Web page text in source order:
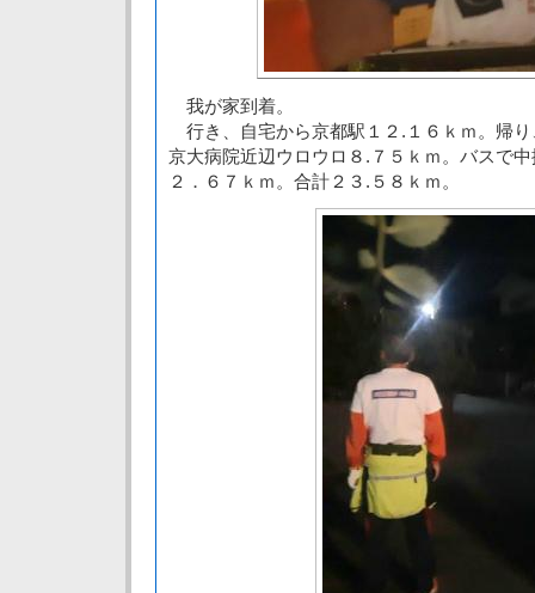
我が家到着。
行き、自宅から京都駅１２.１６ｋｍ。帰
京大病院近辺ウロウロ８.７５ｋｍ。バスで
２．６７ｋｍ。合計２３.５８ｋｍ。